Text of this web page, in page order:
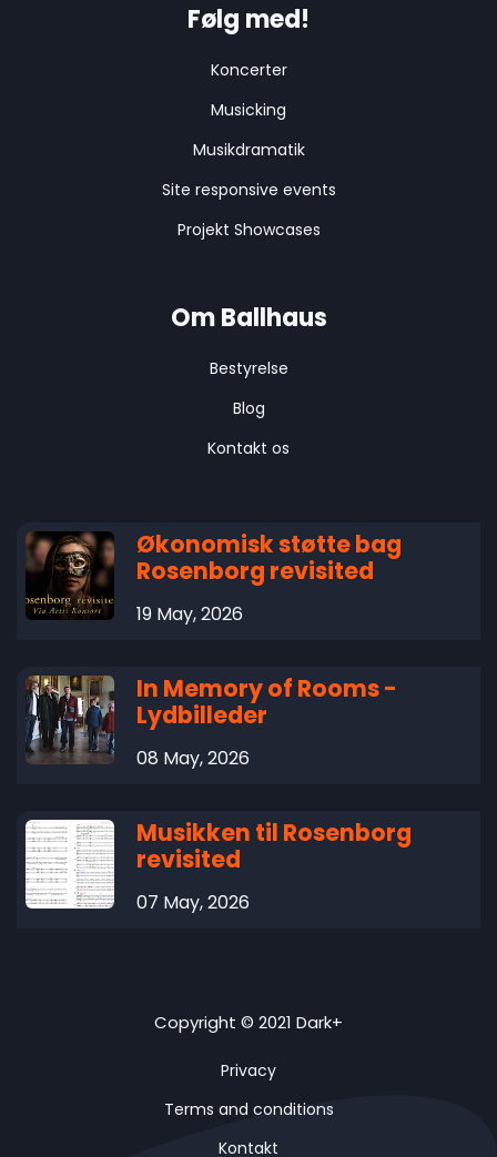
Følg med!
Koncerter
Musicking
Musikdramatik
Site responsive events
Projekt Showcases
Om Ballhaus
Bestyrelse
Blog
Kontakt os
Økonomisk støtte bag
Rosenborg revisited
19 May, 2026
In Memory of Rooms -
Lydbilleder
08 May, 2026
Musikken til Rosenborg
revisited
07 May, 2026
Copyright © 2021 Dark+
Privacy
Terms and conditions
Kontakt